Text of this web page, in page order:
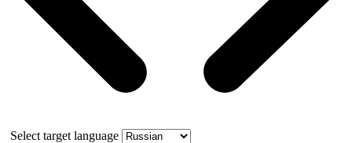
Select target language